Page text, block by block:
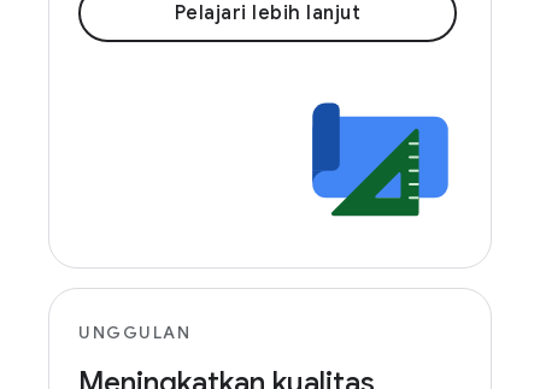
Pelajari lebih lanjut
UNGGULAN